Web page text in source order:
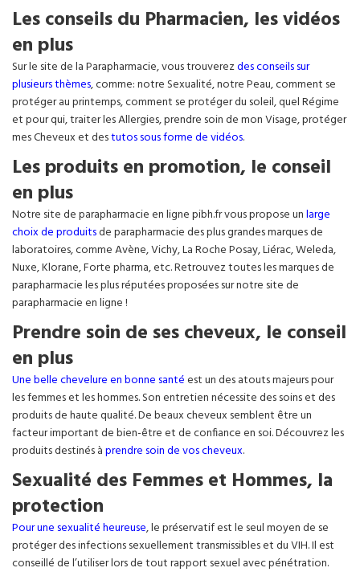
Les conseils du Pharmacien, les vidéos
en plus
Sur le site de la Parapharmacie, vous trouverezdes conseils sur
plusieurs thèmes, comme: notre Sexualité, notre Peau, comment se
protéger au printemps, comment se protéger du soleil, quel Régime
et pour qui, traiter les Allergies, prendre soin de mon Visage, protéger
mes Cheveux et destutos sous forme de vidéos.
Les produits en promotion, le conseil
en plus
Notre site de parapharmacie en ligne pibh.fr vous propose unlarge
choix de produitsde parapharmacie des plus grandes marques de
laboratoires, comme Avène, Vichy, La Roche Posay, Liérac, Weleda,
Nuxe, Klorane, Forte pharma, etc. Retrouvez toutes les marques de
parapharmacie les plus réputées proposées sur notre site de
parapharmacie en ligne !
Prendre soin de ses cheveux, le conseil
en plus
Une belle chevelure en bonne santéest un des atouts majeurs pour
les femmes et les hommes. Son entretien nécessite des soins et des
produits de haute qualité. De beaux cheveux semblent être un
facteur important de bien-être et de confiance en soi. Découvrez les
produits destinés àprendre soin de vos cheveux.
Sexualité des Femmes et Hommes, la
protection
Pour une sexualité heureuse, le préservatif est le seul moyen de se
protéger des infections sexuellement transmissibles et du VIH. Il est
conseillé de l’utiliser lors de tout rapport sexuel avec pénétration.